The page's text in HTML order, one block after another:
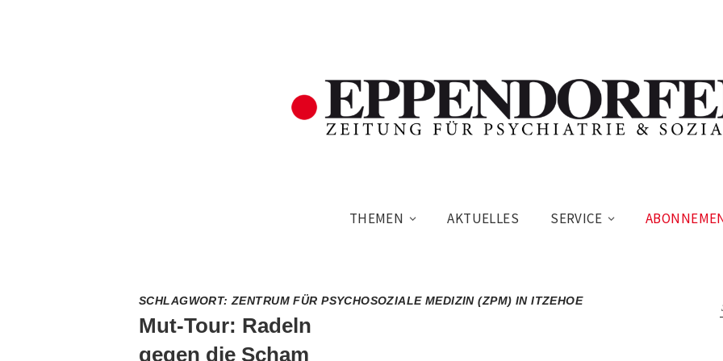
THEMEN AKTUELLES SERVICE
SCHLAGWORT:ZENTRUM FÜR PSYCHOSOZIALE MEDIZIN (ZPM) IN ITZEHOE
Mut-Tour: Radeln
gegen die Scham